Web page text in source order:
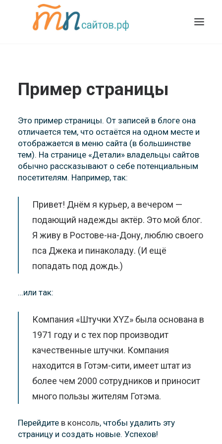
Пример страницы
Это пример страницы. От записей в блоге она
отличается тем, что остаётся на одном месте и
отображается в меню сайта (в большинстве
тем). На странице «Детали» владельцы сайтов
обычно рассказывают о себе потенциальным
посетителям. Например, так:
Привет! Днём я курьер, а вечером —
подающий надежды актёр. Это мой блог.
Я живу в Ростове-на-Дону, люблю своего
пса Джека и пинаколаду. (И ещё
попадать под дождь.)
…или так:
Компания «Штучки XYZ» была основана в
1971 году и с тех пор производит
качественные штучки. Компания
находится в Готэм-сити, имеет штат из
более чем 2000 сотрудников и приносит
много пользы жителям Готэма.
Перейдите в консоль, чтобы удалить эту
страницу и создать новые. Успехов!